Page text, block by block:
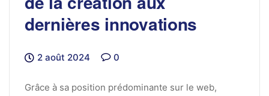
dernières innovations
2 août 2024 0
Grâce à sa position prédominante sur le web,